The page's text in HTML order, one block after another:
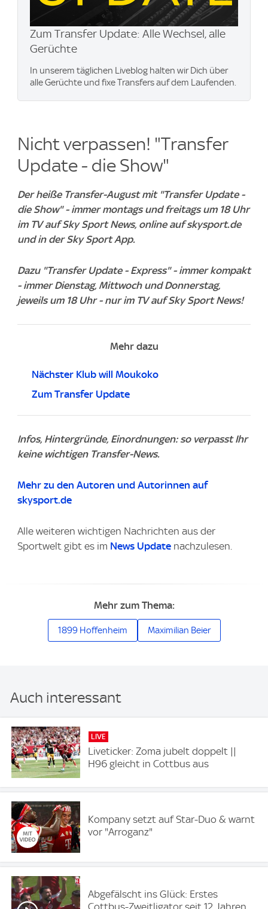
Zum Transfer Update: Alle Wechsel, alle
Gerüchte
In unserem täglichen Liveblog halten wir Dich über
alle Gerüchte und fixe Transfers auf dem Laufenden.
Nicht verpassen! "Transfer
Update - die Show"
Der heiße Transfer-August mit "Transfer Update -
die Show" - immer montags und freitags um 18 Uhr
im TV auf Sky Sport News, online auf skysport.de
und in der Sky Sport App.
Dazu "Transfer Update - Express" - immer kompakt
- immer Dienstag, Mittwoch und Donnerstag,
jeweils um 18 Uhr - nur im TV auf Sky Sport News!
Mehr dazu
Nächster Klub will Moukoko
Zum Transfer Update
Infos, Hintergründe, Einordnungen: so verpasst Ihr
keine wichtigen Transfer-News.
Mehr zu den Autoren und Autorinnen auf
skysport.de
Alle weiteren wichtigen Nachrichten aus der
Sportwelt gibt es im News Update nachzulesen.
Mehr zum Thema:
1899 Hoffenheim Maximilian Beier
Auch interessant
LIVE
Liveticker: Zoma jubelt doppelt ||
H96 gleicht in Cottbus aus
Kompany setzt auf Star-Duo & warnt
vor "Arroganz"
Abgefälscht ins Glück: Erstes
Cottbus-Zweitligator seit 12 Jahren